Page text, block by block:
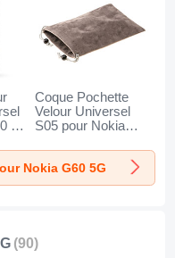
5G
Coque Pochette
Velour Universel
S05 pour Nokia
Nokia G60 5G
(90)